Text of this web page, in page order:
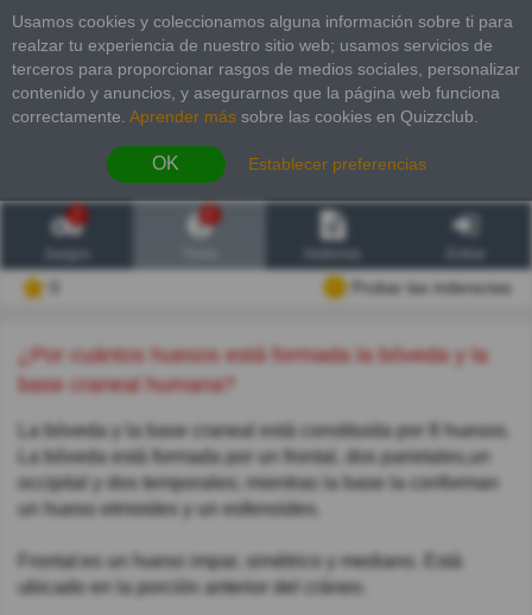
Usamos cookies y coleccionamos alguna información sobre ti para
realzar tu experiencia de nuestro sitio web; usamos servicios de
terceros para proporcionar rasgos de medios sociales, personalizar
contenido y anuncios, y asegurarnos que la página web funciona
correctamente. Aprender más sobre las cookies en Quizzclub.
OK Establecer preferencias
2
Probar las inderectas
¿Por cuántos huesos está formada la bóveda y la
base craneal humana?
La bóveda y la base craneal está constituida por 8 huesos.
La bóveda está formada por un frontal, dos parietales,un
occipital y dos temporales; mientras la base la conforman
un hueso etmoides y un esfenoides.
Frontal:es un hueso impar, simétrico y mediano. Está
ubicado en la porción anterior del cráneo.